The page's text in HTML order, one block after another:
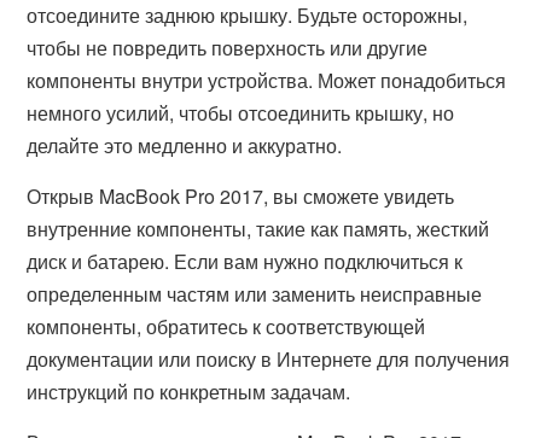
отсоедините заднюю крышку. Будьте осторожны,
чтобы не повредить поверхность или другие
компоненты внутри устройства. Может понадобиться
немного усилий, чтобы отсоединить крышку, но
делайте это медленно и аккуратно.
Открыв MacBook Pro 2017, вы сможете увидеть
внутренние компоненты, такие как память, жесткий
диск и батарею. Если вам нужно подключиться к
определенным частям или заменить неисправные
компоненты, обратитесь к соответствующей
документации или поиску в Интернете для получения
инструкций по конкретным задачам.